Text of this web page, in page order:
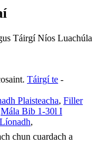
Táirgí Níos Luachúla
Táirgí te -
Plaisteacha, Filler
Mála Bib 1-30l I
,
chun cuardach a